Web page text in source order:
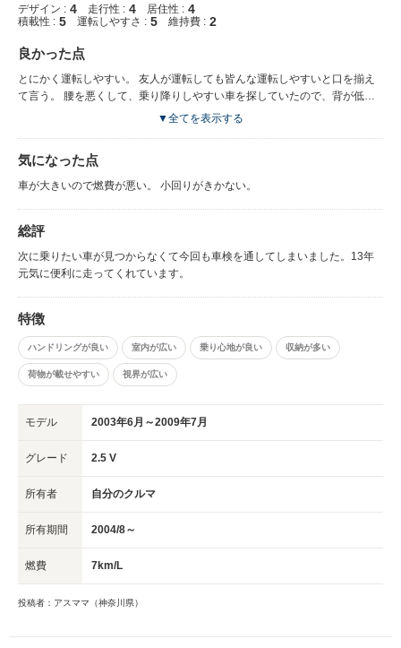
デザイン : 4 走行性 : 4 居住性 : 4
積載性 : 5 運転しやすさ : 5 維持費 : 2
良かった点
とにかく運転しやすい。 友人が運転しても皆んな運転しやすいと口を揃え
て言う。 腰を悪くして、乗り降りしやすい車を探していたので、背が低く
て乗り降りも楽にできて、車内が広くて運転しやすい車です。 車内が広い
適に過ごせます。 購入前に他メーカの車にバリケンを二つ乗せたら、タイ
ヤハウスがあったので乗せられなかったので、三列目のシートが簡単に格納
た。 孫を連れてのお出かけもチャイルドシートを乗せて、ベビーバギーや
様々な荷物も楽々積めるのが嬉しい。 後ろが狭い駐車場スペースではハッ
チを開けずにリアガラスの部分だけで開けられるのがとても便利です。 収
納スペースも沢山あるので女性には整理整頓できて使いやすい。
▼全てを表示する
気になった点
車が大きいので燃費が悪い。 小回りがきかない。
総評
次に乗りたい車が見つからなくて今回も車検を通してしまいました。13年
元気に便利に走ってくれています。
特徴
ハンドリングが良い 室内が広い 乗り心地が良い 収納が多い
荷物が載せやすい 視界が広い
モデル 2003年6月～2009年7月
グレード 2.5 V
所有者 自分のクルマ
所有期間 2004/8～
燃費 7km/L
投稿者：アスママ（神奈川県）